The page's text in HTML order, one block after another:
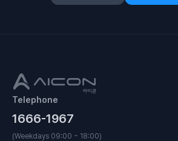
Telephone
1666-1967
(Weekdays 09:00 ~ 18:00)